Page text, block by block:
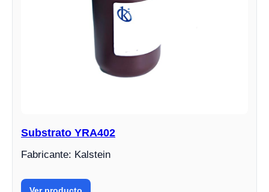
Substrato YRA402
Fabricante: Kalstein